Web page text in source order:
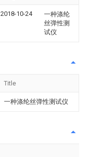
2018-10-24
一种涤纶
丝弹性测
试仪
Title
一种涤纶丝弹性测试仪